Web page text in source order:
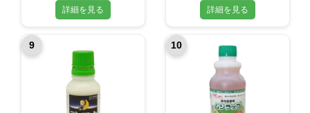
詳細を見る 詳細を見る
9 10